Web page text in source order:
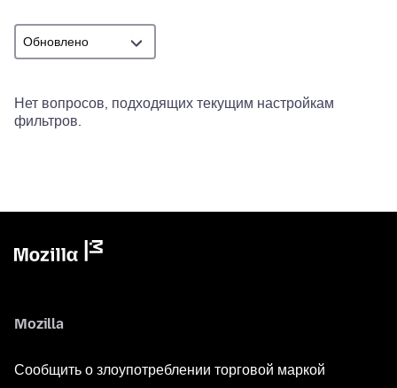
Нет вопросов, подходящих текущим настройкам
фильтров.
Mozilla
Сообщить о злоупотреблении торговой маркой